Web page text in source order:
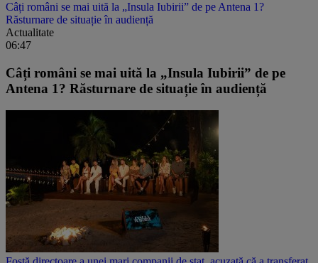
Câți români se mai uită la „Insula Iubirii” de pe Antena 1?
Răsturnare de situație în audiență
Actualitate
06:47
Câți români se mai uită la „Insula Iubirii” de pe
Antena 1? Răsturnare de situație în audiență